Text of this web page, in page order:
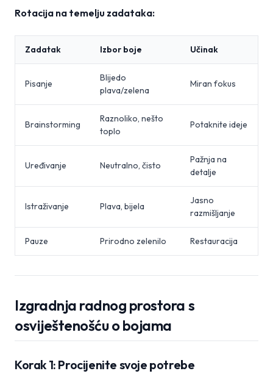
Rotacija na temelju zadataka:
Zadatak Izbor boje Učinak
Pisanje
Blijedo
plava/zelena
Miran fokus
Brainstorming
Raznoliko, nešto
toplo
Potaknite ideje
Uređivanje Neutralno, čisto
Pažnja na
detalje
Istraživanje Plava, bijela
Jasno
razmišljanje
Pauze Prirodno zelenilo Restauracija
Izgradnja radnog prostora s
osviještenošću o bojama
Korak 1: Procijenite svoje potrebe